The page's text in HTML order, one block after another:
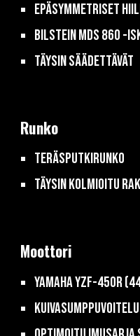
Epäsymmetriset
Bilstein MDS 860 -
täysin säädettävät
Runko
Teräsputkirunko
Täysin kolmioitu
Moottori
yamaha yzf-450r
Kuivasumppuvoitelu